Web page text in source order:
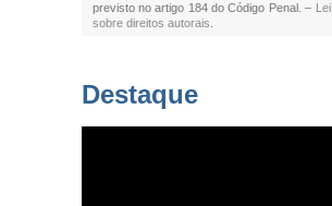
previsto no artigo 184 do Código Penal. –
sobre direitos autorais
Destaque